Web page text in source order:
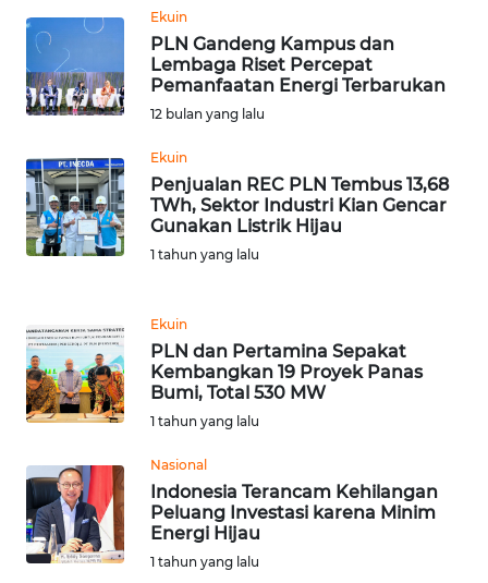
Ekuin
PLN Gandeng Kampus dan
Lembaga Riset Percepat
Pemanfaatan Energi Terbarukan
12 bulan yang lalu
Ekuin
Penjualan REC PLN Tembus 13,68
TWh, Sektor Industri Kian Gencar
Gunakan Listrik Hijau
1 tahun yang lalu
Ekuin
PLN dan Pertamina Sepakat
Kembangkan 19 Proyek Panas
Bumi, Total 530 MW
1 tahun yang lalu
Nasional
Indonesia Terancam Kehilangan
Peluang Investasi karena Minim
Energi Hijau
1 tahun yang lalu
WN
SAMOSIR
PADANG
LAWAS
WN
WN
CIANJUR
WN
WN
TANGERANG